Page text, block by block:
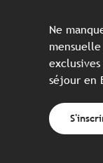
Ne
séjour en